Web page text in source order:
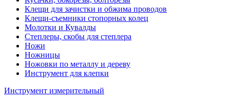
Клещи для зачистки и обжима проводов
Клещи-съемники стопорных колец
Молотки и Кувалды
Степлеры, скобы для степлера
Ножи
Ножницы
Ножовки по металлу и дереву
Инструмент для клепки
Инструмент измерительный